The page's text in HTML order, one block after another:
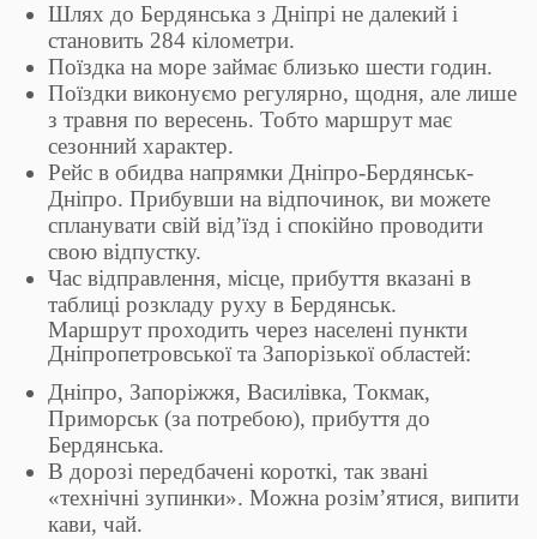
Шлях до Бердянська з Дніпрі не далекий і
становить 284 кілометри.
Поїздка на море займає близько шести годин.
Поїздки виконуємо регулярно, щодня, але лише
з травня по вересень. Тобто маршрут має
сезонний характер.
Рейс в обидва напрямки Дніпро-Бердянськ-
Дніпро. Прибувши на відпочинок, ви можете
спланувати свій від’їзд і спокійно проводити
свою відпустку.
Час відправлення, місце, прибуття вказані в
таблиці розкладу руху в Бердянськ.
Маршрут проходить через населені пункти
Дніпропетровської та Запорізької областей:
Дніпро, Запоріжжя, Василівка, Токмак,
Приморськ (за потребою), прибуття до
Бердянська.
В дорозі передбачені короткі, так звані
«технічні зупинки». Можна розім’ятися, випити
кави, чай.